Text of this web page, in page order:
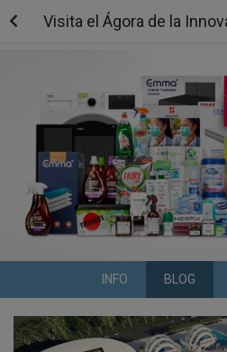
Visita el Ágora de la
INFO BLOG